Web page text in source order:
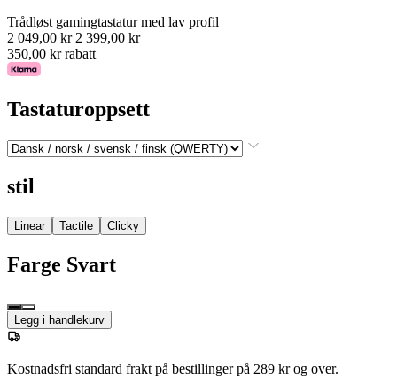
Trådløst gamingtastatur med lav profil
2 049,00 kr 2 399,00 kr
350,00 kr rabatt
Tastaturoppsett
stil
Linear Tactile Clicky
Farge Svart
Legg i handlekurv
Kostnadsfri standard frakt på bestillinger på 289 kr og over.